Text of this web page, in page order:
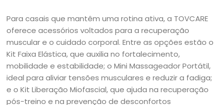
Para casais que mantêm uma rotina ativa, a TOVCARE
oferece acessórios voltados para a recuperação
muscular e o cuidado corporal. Entre as opções estão o
Kit Faixa Elástica, que auxilia no fortalecimento,
mobilidade e estabilidade; o Mini Massageador Portátil,
ideal para aliviar tensões musculares e reduzir a fadiga;
e o Kit Liberação Miofascial, que ajuda na recuperação
pós-treino e na prevenção de desconfortos